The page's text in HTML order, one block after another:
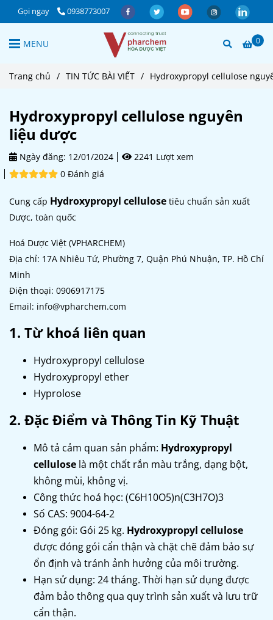
Gọi ngay 0938773007
0
MENU
Trang chủ / TIN TỨC BÀI VIẾT / Hydroxypropyl cellulose
Hydroxypropyl cellulose nguyên
liệu dược
Ngày đăng: 12/01/2024
2241 Lượt xem
0 Đánh giá
Cung cấp Hydroxypropyl cellulose tiêu chuẩn sản xuất
Dược, toàn quốc
Hoá Dược Việt (VPHARCHEM)
Địa chỉ: 17A Nhiêu Tứ, Phường 7, Quận Phú Nhuận, TP. Hồ Chí
Minh
Điện thoại: 0906917175
Email: info@vpharchem.com
1. Từ khoá liên quan
Hydroxypropyl cellulose
Hydroxypropyl ether
Hyprolose
2. Đặc Điểm và Thông Tin Kỹ Thuật
Mô tả cảm quan sản phẩm: Hydroxypropyl
cellulose là một chất rắn màu trắng, dạng bột,
không mùi, không vị.
Công thức hoá học: (C6H10O5)n(C3H7O)3
Số CAS: 9004-64-2
Đóng gói: Gói 25 kg. Hydroxypropyl cellulose
được đóng gói cẩn thận và chặt chẽ đảm bảo sự
ổn định và tránh ảnh hưởng của môi trường.
Hạn sử dụng: 24 tháng. Thời hạn sử dụng được
đảm bảo thông qua quy trình sản xuất và lưu trữ
cẩn thận.